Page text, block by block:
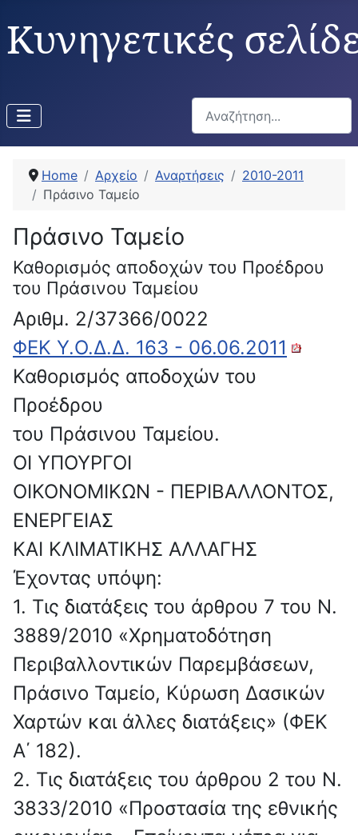
Κυνηγετικές
Αναζήτηση...
Home Αρχείο Αναρτήσεις
2010-2011
Πράσινο Ταμείο
Πράσινο Ταμείο
Καθορισμός αποδοχών του Προέδρου
του Πράσινου Ταμείου
Αριθμ. 2/37366/0022
ΦΕΚ Υ.Ο.Δ.Δ. 163 - 06.06.2011
Καθορισμός αποδοχών του
Προέδρου
του Πράσινου Ταμείου.
ΟΙ ΥΠΟΥΡΓΟΙ
ΟΙΚΟΝΟΜΙΚΩΝ - ΠΕΡΙΒΑΛΛΟΝΤΟΣ,
ΕΝΕΡΓΕΙΑΣ
ΚΑΙ ΚΛΙΜΑΤΙΚΗΣ ΑΛΛΑΓΗΣ
Έχοντας υπόψη:
1. Τις διατάξεις του άρθρου 7 του Ν.
3889/2010 «Χρηματοδότηση
Περιβαλλοντικών Παρεμβάσεων,
Πράσινο Ταμείο, Κύρωση Δασικών
Χαρτών και άλλες διατάξεις» (ΦΕΚ
Α΄ 182).
2. Τις διατάξεις του άρθρου 2 του Ν.
3833/2010 «Προστασία της εθνικής